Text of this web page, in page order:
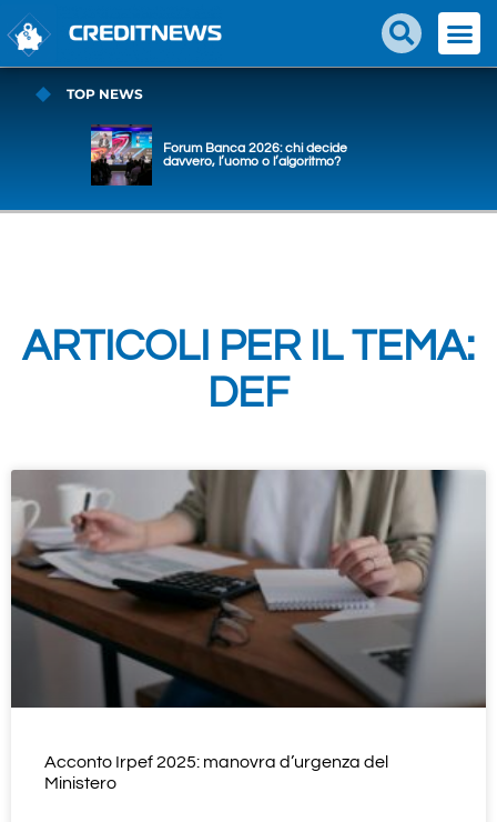
TOP NEWS
Forum Banca 2026: chi decide
davvero, l’uomo o l’algoritmo?
ARTICOLI PER IL TEMA:
DEF
Acconto Irpef 2025: manovra d’urgenza del
Ministero